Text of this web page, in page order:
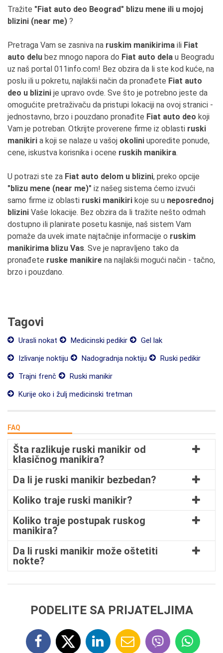
Tražite "Fiat auto deo Beograd" blizu mene ili u mojoj
blizini (near me) ?
Pretraga Vam se zasniva na ruskim manikirima ili Fiat
auto delu bez mnogo napora do Fiat auto dela u Beogradu
uz naš portal 011info.com! Bez obzira da li ste kod kuće, na
poslu ili u pokretu, najlakši način da pronađete Fiat auto
deo u blizini je upravo ovde. Sve što je potrebno jeste da
omogućite pretraživaču da pristupi lokaciji na ovoj stranici -
jednostavno, brzo i pouzdano pronađite Fiat auto deo koji
Vam je potreban. Otkrijte proverene firme iz oblasti ruski
manikiri a koji se nalaze u vašoj okolini uporedite ponude,
cene, iskustva korisnika i ocene ruskih manikira.
U potrazi ste za Fiat auto delom u blizini, preko opcije
"blizu mene (near me)" iz našeg sistema ćemo izvući
samo firme iz oblasti ruski manikiri koje su u neposrednoj
blizini Vaše lokacije. Bez obzira da li tražite nešto odmah
dostupno ili planirate posetu kasnije, naš sistem Vam
pomaže da uvek imate najtačnije informacije o ruskim
manikirima blizu Vas. Sve je napravljeno tako da
pronađete ruske manikire na najlakši mogući način - tačno,
brzo i pouzdano.
Tagovi
Urasli nokat Medicinski pedikir
Gel lak
Izlivanje noktiju
Nadogradnja noktiju
Ruski pedikir
Trajni frenč
Ruski manikir
Kurije oko i žulj medicinski tretman
FAQ
Šta razlikuje ruski manikir od
klasičnog manikira?
Da li je ruski manikir bezbedan?
Koliko traje ruski manikir?
Koliko traje postupak ruskog
manikira?
Da li ruski manikir može oštetiti
nokte?
PODELITE SA PRIJATELJIMA